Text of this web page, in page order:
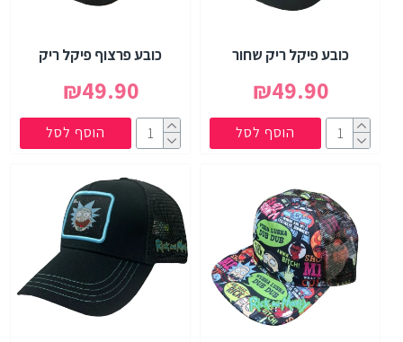
כובע פיקל ריק שחור
₪49.90
הוסף לסל
כובע פרצוף פיקל ריק
₪49.90
הוסף לסל